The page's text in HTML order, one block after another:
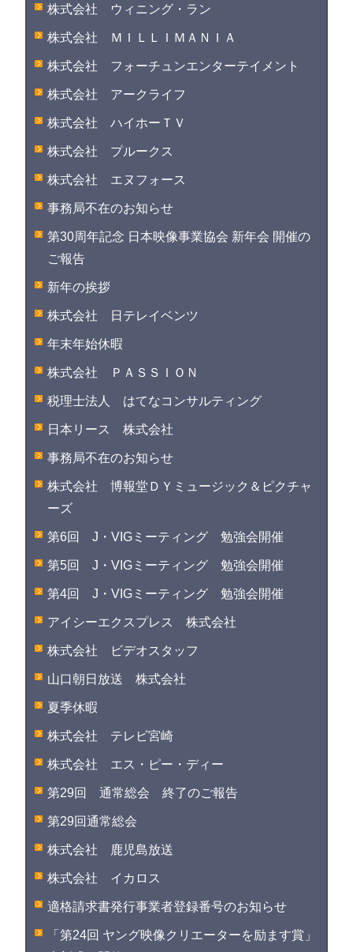
株式会社 ウィニング・ラン
株式会社 ＭＩＬＬＩＭＡＮＩＡ
株式会社 フォーチュンエンターテイメント
株式会社 アークライフ
株式会社 ハイホーＴＶ
株式会社 プルークス
株式会社 エヌフォース
事務局不在のお知らせ
第30周年記念 日本映像事業協会 新年会 開催の
ご報告
新年の挨拶
株式会社 日テレイベンツ
年末年始休暇
株式会社 ＰＡＳＳＩＯＮ
税理士法人 はてなコンサルティング
日本リース 株式会社
事務局不在のお知らせ
株式会社 博報堂ＤＹミュージック＆ピクチャ
ーズ
第6回 J・VIGミーティング 勉強会開催
第5回 J・VIGミーティング 勉強会開催
第4回 J・VIGミーティング 勉強会開催
アイシーエクスプレス 株式会社
株式会社 ビデオスタッフ
山口朝日放送 株式会社
夏季休暇
株式会社 テレビ宮崎
株式会社 エス・ピー・ディー
第29回 通常総会 終了のご報告
第29回通常総会
株式会社 鹿児島放送
株式会社 イカロス
適格請求書発行事業者登録番号のお知らせ
「第24回 ヤング映像クリエーターを励ます賞」